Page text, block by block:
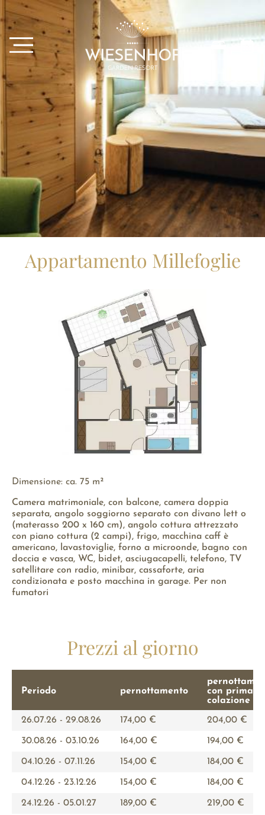
Appartamento Millefoglie
Dimensione: ca. 75 m²
Camera matrimoniale, con balcone, camera doppia
separata, angolo soggiorno separato con divano lett o
(materasso 200 x 160 cm), angolo cottura attrezzato
con piano cottura (2 campi), frigo, macchina caff è
americano, lavastoviglie, forno a microonde, bagno con
doccia e vasca, WC, bidet, asciugacapelli, telefono, TV
satellitare con radio, minibar, cassaforte, aria
condizionata e posto macchina in garage. Per non
fumatori
Prezzi al giorno
Periodo pernottamento
con prima
colazione
26.07.26 - 29.08.26 174,00 € 204,00 €
30.08.26 - 03.10.26 164,00 € 194,00 €
04.10.26 - 07.11.26 154,00 € 184,00 €
04.12.26 - 23.12.26 154,00 € 184,00 €
24.12.26 - 05.01.27 189,00 € 219,00 €